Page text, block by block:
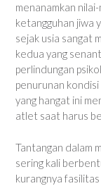
menanamkan
ketangguhan jiwa
sejak usia sangat
kedua yang
perlindungan
penurunan
yang hangat ini
atlet saat harus
Tantangan dalam
sering kali
kurangnya